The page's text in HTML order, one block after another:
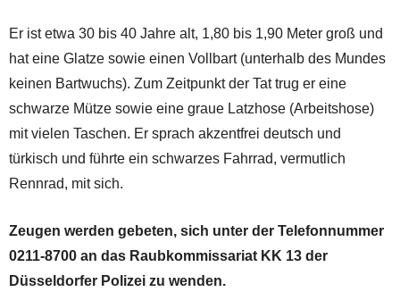
Er ist etwa 30 bis 40 Jahre alt, 1,80 bis 1,90 Meter groß und
hat eine Glatze sowie einen Vollbart (unterhalb des Mundes
keinen Bartwuchs). Zum Zeitpunkt der Tat trug er eine
schwarze Mütze sowie eine graue Latzhose (Arbeitshose)
mit vielen Taschen. Er sprach akzentfrei deutsch und
türkisch und führte ein schwarzes Fahrrad, vermutlich
Rennrad, mit sich.
Zeugen werden gebeten, sich unter der Telefonnummer
0211-8700 an das Raubkommissariat KK 13 der
Düsseldorfer Polizei zu wenden.